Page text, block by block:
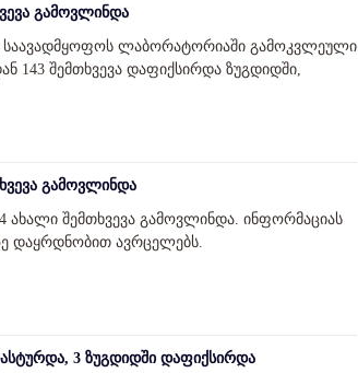
გამოვლინდა
საავადმყოფოს ლაბორატორიაში გამოკვლეული
143 შემთხვევა დაფიქსირდა ზუგდიდში,
გამოვლინდა
ახალი შემთხვევა გამოვლინდა. ინფორმაციას
დაყრდნობით ავრცელებს.
3 ზუგდიდში დაფიქსირდა